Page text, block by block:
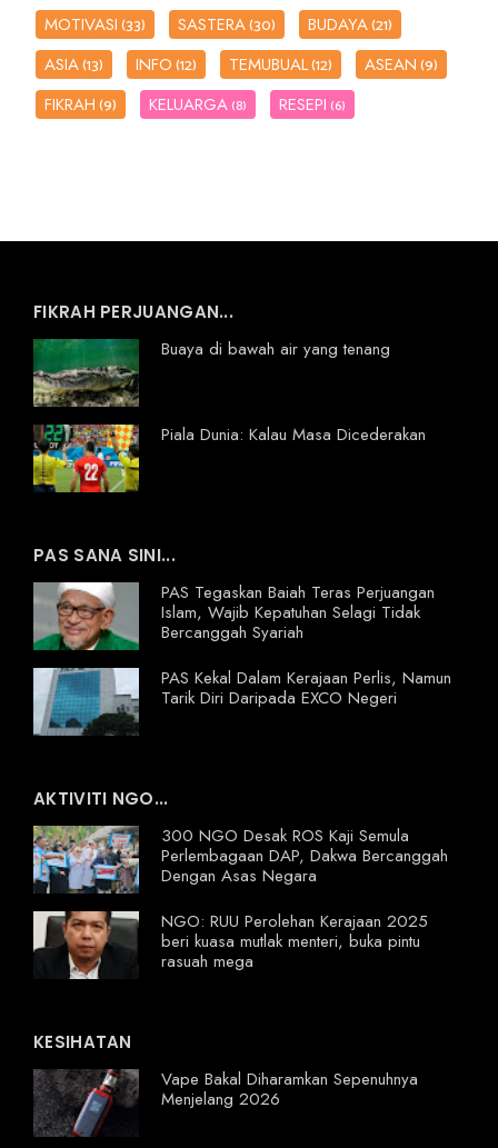
MOTIVASI(33) SASTERA(30) BUDAYA(21)
ASIA(13) INFO(12) TEMUBUAL(12) ASEAN(9)
FIKRAH(9) KELUARGA (8) RESEPI (6)
FIKRAH PERJUANGAN...
Buaya di bawah air yang tenang
Piala Dunia: Kalau Masa Dicederakan
PAS SANA SINI...
PAS Tegaskan Baiah Teras Perjuangan
Islam, Wajib Kepatuhan Selagi Tidak
Bercanggah Syariah
PAS Kekal Dalam Kerajaan Perlis, Namun
Tarik Diri Daripada EXCO Negeri
AKTIVITI NGO...
300 NGO Desak ROS Kaji Semula
Perlembagaan DAP, Dakwa Bercanggah
Dengan Asas Negara
NGO: RUU Perolehan Kerajaan 2025
beri kuasa mutlak menteri, buka pintu
rasuah mega
KESIHATAN
Vape Bakal Diharamkan Sepenuhnya
Menjelang 2026